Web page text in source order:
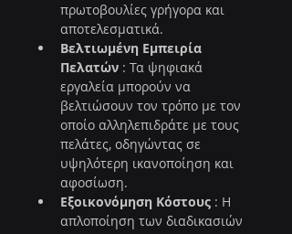
πρωτοβουλίες γρήγορα και
αποτελεσματικά.
Βελτιωμένη Εμπειρία
Πελατών : Τα ψηφιακά
εργαλεία μπορούν να
βελτιώσουν τον τρόπο με τον
οποίο αλληλεπιδράτε με τους
πελάτες, οδηγώντας σε
υψηλότερη ικανοποίηση και
αφοσίωση.
Εξοικονόμηση Κόστους : Η
απλοποίηση των διαδικασιών